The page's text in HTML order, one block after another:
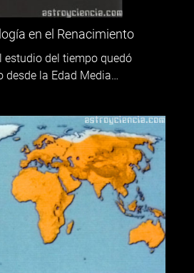
en el Renacimiento
estudio del tiempo quedó
desde la Edad Media…